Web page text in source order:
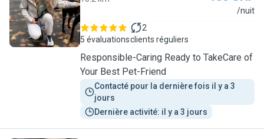
P /nuit
5 évaluations
2
clients réguliers
Responsible-Caring Ready to TakeCare of
Your Best Pet-Friend
Contacté pour la dernière fois il y a 3
jours
Dernière activité: il y a 3 jours